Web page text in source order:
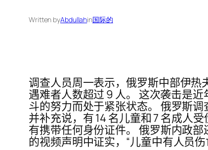
Written byAbdullahin国际的
调查人员周一表示，俄罗斯中部伊热
遇难者人数超过 9 人。 这次袭击是
斗的努力而处于紧张状态。 俄罗斯
并补充说，有 14 名儿童和 7 名成人
有携带任何身份证件。 俄罗斯内政
的视频声明中证实，“儿童中有人员